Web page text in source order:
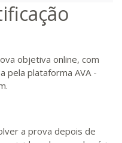
objetiva online, com
pela plataforma AVA -
a prova depois de